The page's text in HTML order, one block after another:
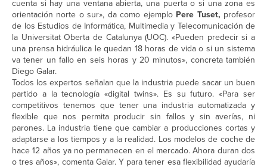
cuenta si hay una ventana abierta, una puerta o si una zona es
orientación norte o sur», da como ejemploPere Tuset, profesor
de los Estudios de Informática, Multimedia y Telecomunicación de
la Universitat Oberta de Catalunya (UOC). «Pueden predecir si a
una prensa hidráulica le quedan 18 horas de vida o si un sistema
va tener un fallo en seis horas y 20 minutos», concreta también
Diego Galar.
Todos los expertos señalan que la industria puede sacar un buen
partido a la tecnología «digital twins». Es su futuro. «Para ser
competitivos tenemos que tener una industria automatizada y
flexible que nos permita producir sin fallos y sin averías, ni
parones. La industria tiene que cambiar a producciones cortas y
adaptarse a los tiempos y a la realidad. Los modelos de coche de
hace 12 años ya no permanecen en el mercado. Ahora duran dos
o tres años», comenta Galar. Y para tener esa flexibilidad ayudaría